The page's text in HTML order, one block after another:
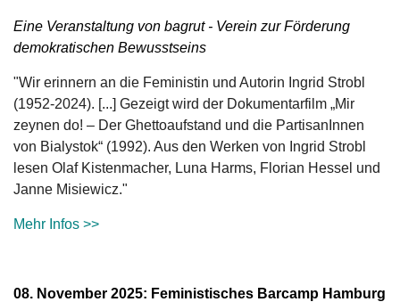
Eine Veranstaltung von bagrut - Verein zur Förderung
demokratischen Bewusstseins
"Wir erinnern an die Feministin und Autorin Ingrid Strobl
(1952-2024). [...] Gezeigt wird der Dokumentarfilm „Mir
zeynen do! – Der Ghettoaufstand und die PartisanInnen
von Bialystok“ (1992). Aus den Werken von Ingrid Strobl
lesen Olaf Kistenmacher, Luna Harms, Florian Hessel und
Janne Misiewicz."
Mehr Infos >>
08. November 2025: Feministisches Barcamp Hamburg